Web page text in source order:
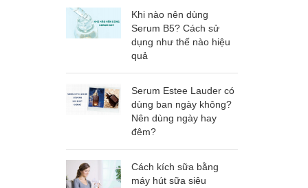
Khi nào nên dùng
Serum B5? Cách sử
dụng như thế nào hiệu
quả
Serum Estee Lauder có
dùng ban ngày không?
Nên dùng ngày hay
đêm?
Cách kích sữa bằng
máy hút sữa siêu